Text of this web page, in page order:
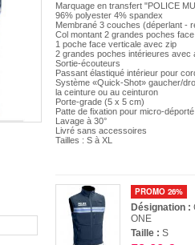
Marquage en transfert "POLICE
96% polyester 4% spandex
Membrané 3 couches (déperlant -
Col montant 2 grandes poches
1 poche face verticale avec zip
2 grandes poches intérieures avec
Sortie-écouteurs
Passant élastiqué intérieur pour
Système «Quick-Shot» gaucher/
la ceinture ou au ceinturon
Porte-grade (5 x 5 cm)
Patte de fixation pour micro-déporté
Lavage à 30°
Livré sans accessoires
Tailles : S à XL
PROMO 26%
Désignation :
ONE
Taille :S